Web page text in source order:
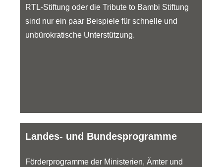
RTL-Stiftung oder die Tribute to Bambi Stiftung
sind nur ein paar Beispiele für schnelle und
unbürokratische Unterstützung.
Landes- und Bundesprogramme
Förderprogramme der Ministerien, Ämter und